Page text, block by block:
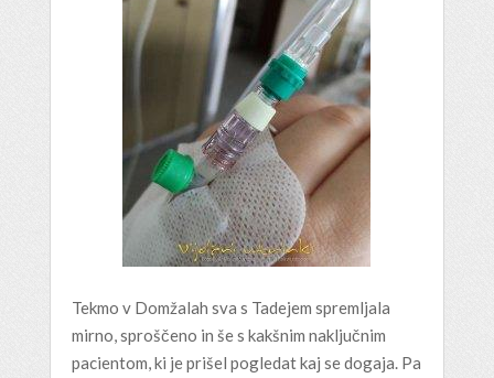
Tekmo v Domžalah sva s Tadejem spremljala
mirno, sproščeno in še s kakšnim naključnim
pacientom, ki je prišel pogledat kaj se dogaja. Pa